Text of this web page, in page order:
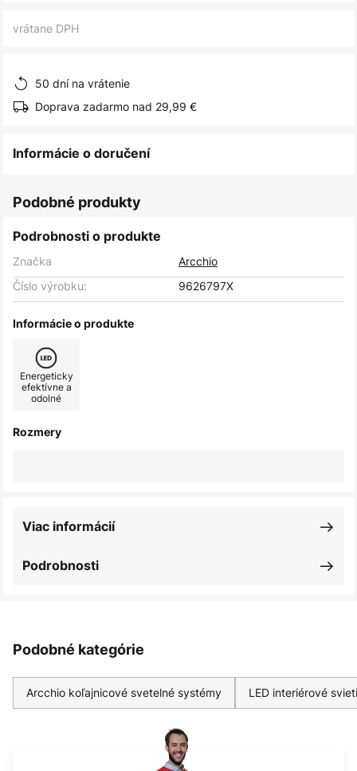
vrátane DPH
50 dní na vrátenie
Doprava zadarmo nad 29,99 €
Informácie o doručení
Podobné produkty
Podrobnosti o produkte
Značka
Arcchio
Číslo výrobku:
9626797X
Informácie o produkte
Energeticky
efektívne a
odolné
Rozmery
Podrobnosti
Viac informácií
Podobné kategórie
Arcchio koľajnicové svetelné systémy LED interiérové